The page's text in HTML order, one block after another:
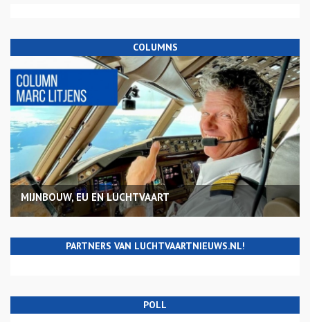
COLUMNS
MIJNBOUW, EU EN LUCHTVAART
PARTNERS VAN LUCHTVAARTNIEUWS.NL!
POLL